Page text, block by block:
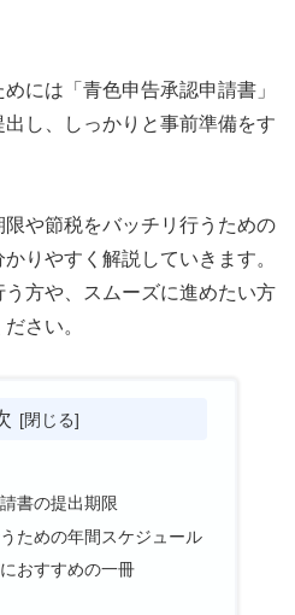
には「青色申告承認申請書」
し、しっかりと事前準備をす
や節税をバッチリ行うための
りやすく解説していきます。
方や、スムーズに進めたい方
さい。
書の提出期限
ための年間スケジュール
おすすめの一冊